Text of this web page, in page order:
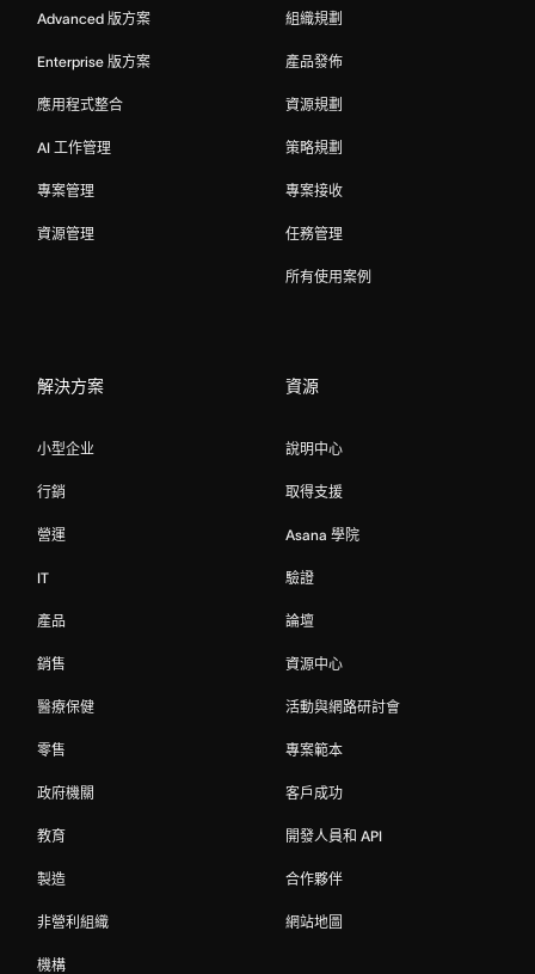
Advanced 版方案
Enterprise 版方案
應用程式整合
AI 工作管理
專案管理
資源管理
組織規劃
產品發佈
資源規劃
策略規劃
專案接收
任務管理
所有使用案例
解決方案
小型企业
行銷
營運
IT
產品
銷售
醫療保健
零售
政府機關
教育
製造
非營利組織
機構
資源
說明中心
取得支援
Asana 學院
驗證
論壇
資源中心
活動與網路研討會
專案範本
客戶成功
開發人員和 API
合作夥伴
網站地圖